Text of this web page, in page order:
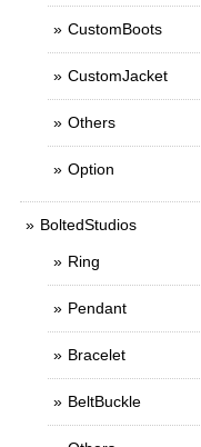
CustomBoots
CustomJacket
Others
Option
BoltedStudios
Ring
Pendant
Bracelet
BeltBuckle